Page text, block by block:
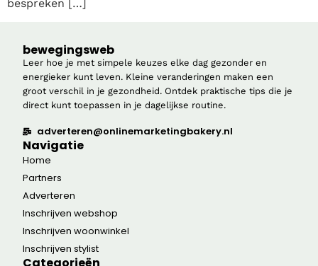
bespreken […]
bewegingsweb
Leer hoe je met simpele keuzes elke dag gezonder en
energieker kunt leven. Kleine veranderingen maken een
groot verschil in je gezondheid. Ontdek praktische tips die je
direct kunt toepassen in je dagelijkse routine.
adverteren@onlinemarketingbakery.nl
Navigatie
Home
Partners
Adverteren
Inschrijven webshop
Inschrijven woonwinkel
Inschrijven stylist
Categorieën